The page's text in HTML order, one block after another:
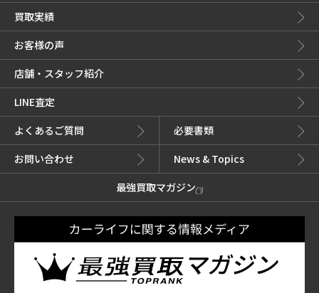
買取実績
お客様の声
店舗・スタッフ紹介
LINE査定
よくあるご質問
必要書類
お問い合わせ
News & Topics
最強買取マガジン